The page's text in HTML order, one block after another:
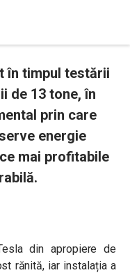
în timpul testării
de 13 tone, în
prin care
energie
mai profitabile
din apropiere de
rănită, iar instalația a